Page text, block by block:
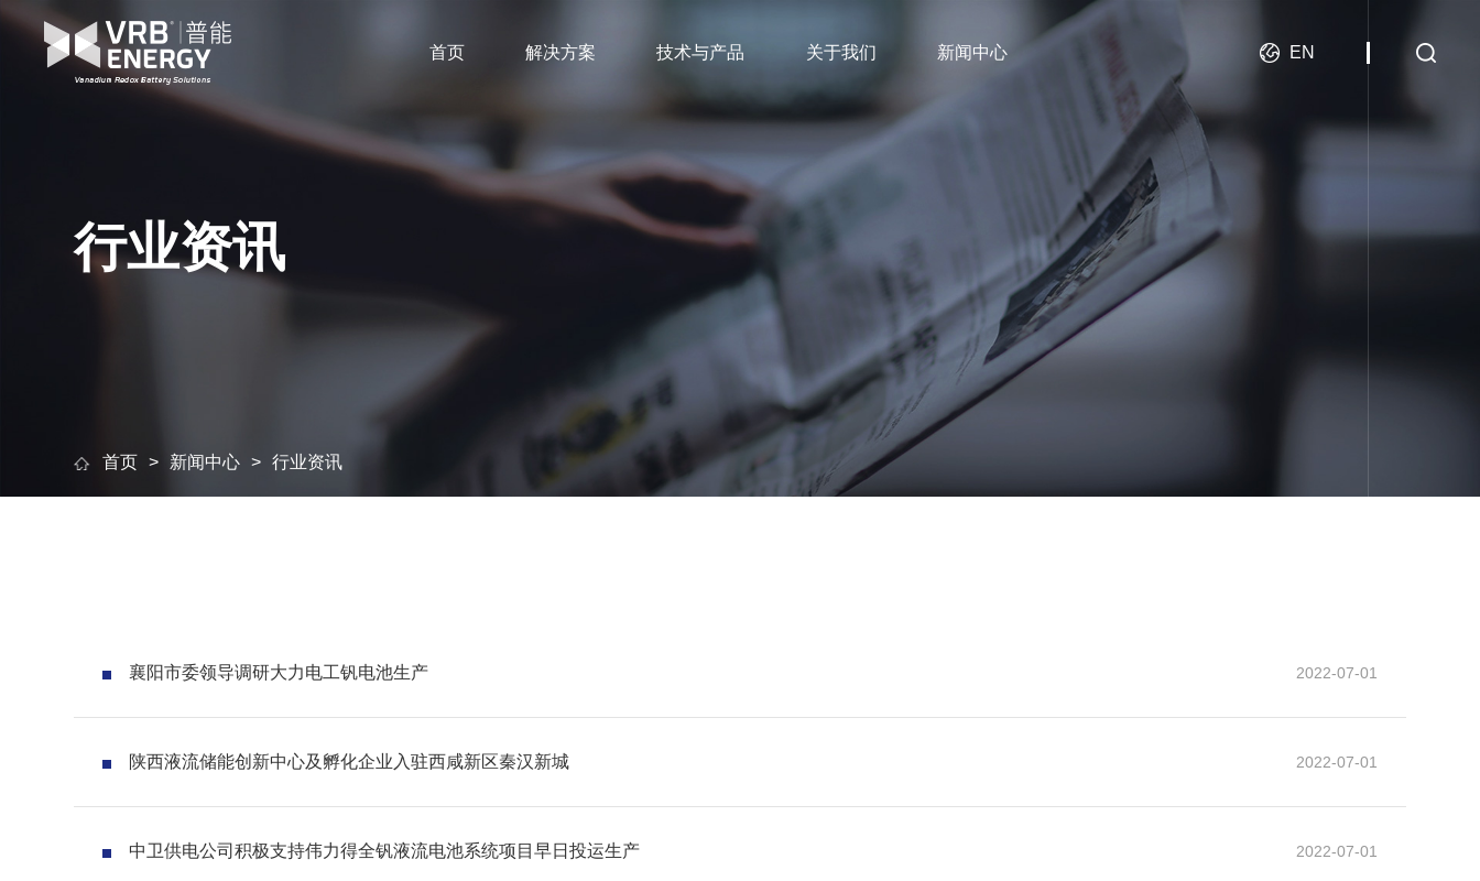
首页 解决方案 技术与产品 关于我们 新闻中心 EN
行业资讯
首页 > 新闻中心 > 行业资讯
襄阳市委领导调研大力电工钒电池生产 2022-07-01
陕西液流储能创新中心及孵化企业入驻西咸新区秦汉新城 2022-07-01
中卫供电公司积极支持伟力得全钒液流电池系统项目早日投运生产 2022-07-01